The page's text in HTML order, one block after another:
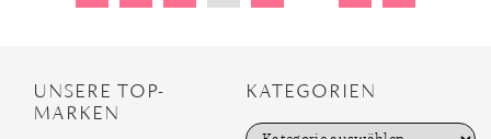
UNSERE TOP-
MARKEN
KATEGORIEN
K